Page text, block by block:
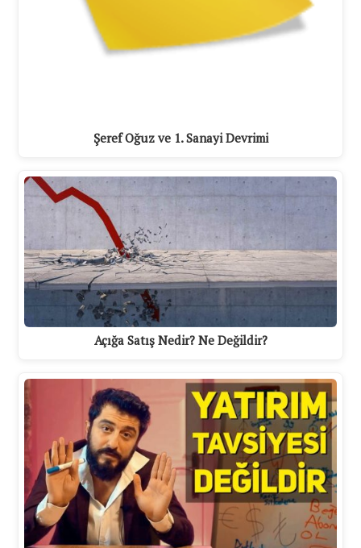
Şeref Oğuz ve 1. Sanayi Devrimi
Açığa Satış Nedir? Ne Değildir?